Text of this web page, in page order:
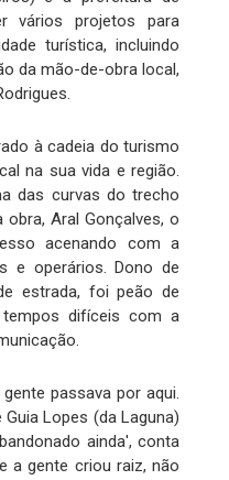
vários projetos para
turística, incluindo
da mão-de-obra local,
à cadeia do turismo
na sua vida e região.
das curvas do trecho
Aral Gonçalves, o
acenando com a
e operários. Dono de
estrada, foi peão de
difíceis com a
passava por aqui.
Lopes (da Laguna)
ainda', conta
a gente criou raiz, não